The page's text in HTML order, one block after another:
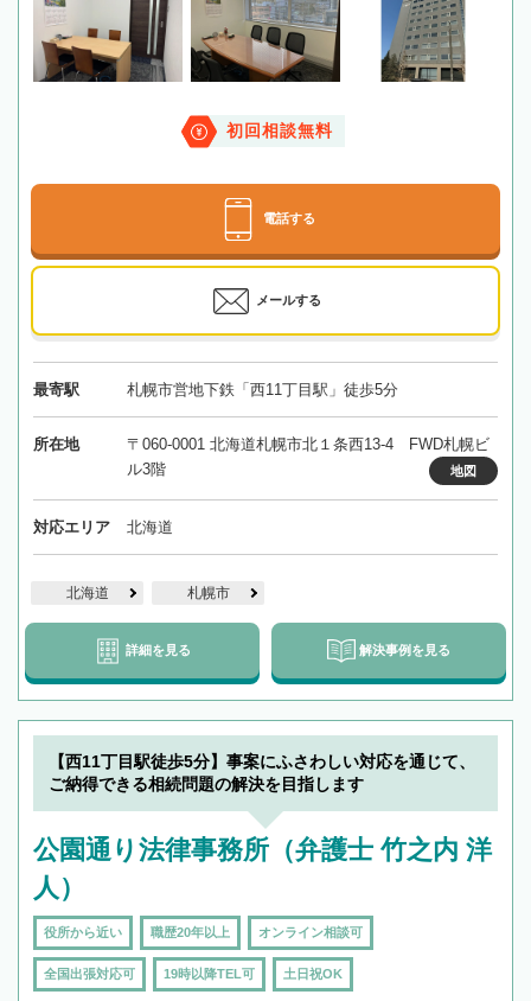
初回相談無料
電話する
メールする
最寄駅 札幌市営地下鉄「西11丁目駅」徒歩5分
所在地
〒060-0001 北海道札幌市北１条西13-4 FWD札幌ビ
ル3階
地図
対応エリア 北海道
北海道 札幌市
詳細を見る 解決事例を見る
【西11丁目駅徒歩5分】事案にふさわしい対応を通じて、
ご納得できる相続問題の解決を目指します
公園通り法律事務所（弁護士 竹之内 洋
人）
役所から近い 職歴20年以上 オンライン相談可
全国出張対応可 19時以降TEL可 土日祝OK